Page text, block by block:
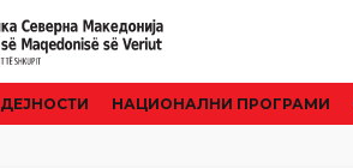
ДЕЈНОСТИ НАЦИОНАЛНИ ПРОГРАМИ